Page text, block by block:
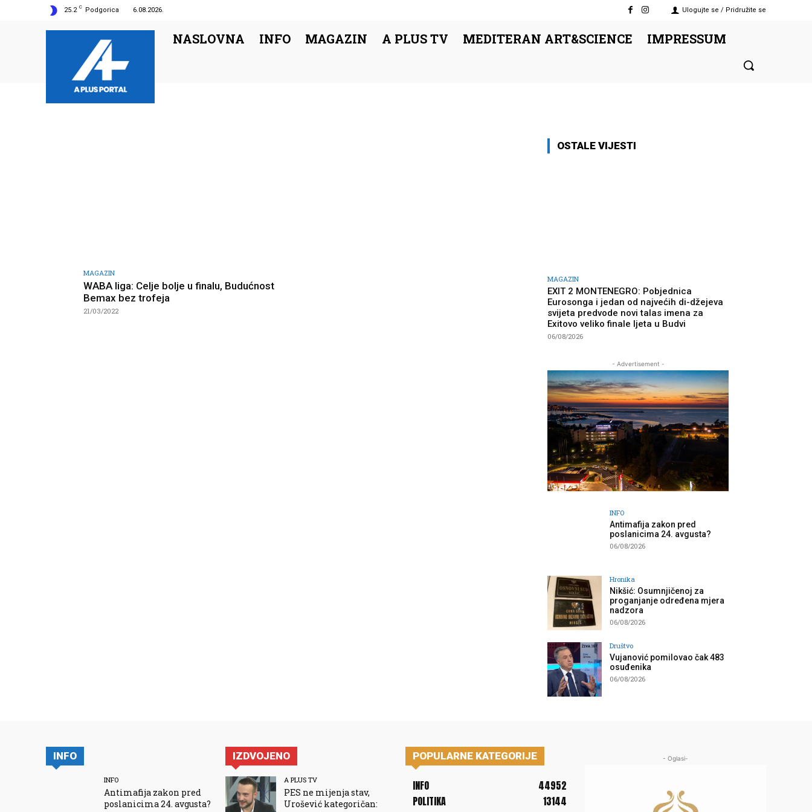
25.2 C Podgorica 6.08.2026. Ulogujte se / Pridružite se
NASLOVNA INFO MAGAZIN A PLUS TV MEDITERAN ART&SCIENCE IMPRESSUM
MAGAZIN
WABA liga: Celje bolje u finalu, Budućnost
Bemax bez trofeja
21/03/2022
OSTALE VIJESTI
MAGAZIN
EXIT 2 MONTENEGRO: Pobjednica
Eurosonga i jedan od najvećih di-džejeva
svijeta predvode novi talas imena za
Exitovo veliko finale ljeta u Budvi
06/08/2026
- Advertisement -
INFO
Antimafija zakon pred
poslanicima 24. avgusta?
06/08/2026
Hronika
Nikšić: Osumnjičenoj za
proganjanje određena mjera
nadzora
06/08/2026
Društvo
Vujanović pomilovao čak 483
osuđenika
06/08/2026
INFO
INFO
Antimafija zakon pred
poslanicima 24. avgusta?
IZDVOJENO
A PLUS TV
PES ne mijenja stav,
Urošević kategoričan:
POPULARNE KATEGORIJE
INFO
44952
POLITIKA
13144
- Oglasi-